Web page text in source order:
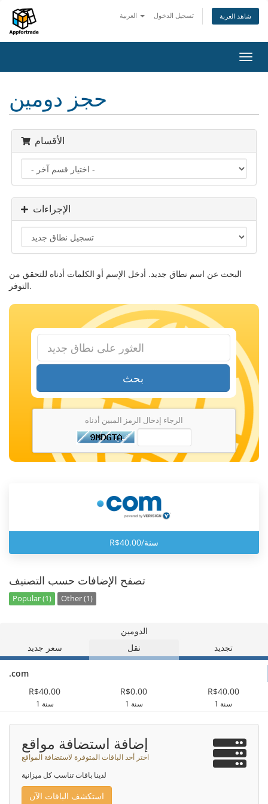
تسجيل الدخول شاهد العربة
تبديل
التنقل
حجز دومين
الأقسام
الإجراءات
البحث عن اسم نطاق جديد. أدخل الإسم أو الكلمات أدناه للتحقق من
التوفر.
بحث
الرجاء إدخال الرمز المبين أدناه
R$40.00/سنة
تصفح الإضافات حسب التصنيف
Popular (1) Other (1)
الدومين
سعر جديد
نقل تجديد
.com
R$40.00
1 سنة
R$0.00
1 سنة
R$40.00
1 سنة
إضافة استضافة مواقع
اختر أحد الباقات المتوفرة لاستضافة المواقع
لدينا باقات تناسب كل ميزانية
استكشف الباقات الآن